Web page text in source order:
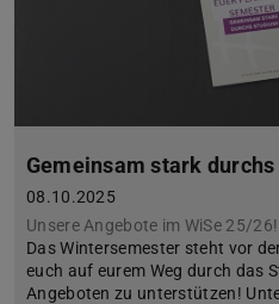
Gemeinsam stark
08.10.2025
Unsere Angebote im WiSe 25/26!
Das Wintersemester steht vor
euch auf eurem Weg durch das
Angeboten zu unterstützen!